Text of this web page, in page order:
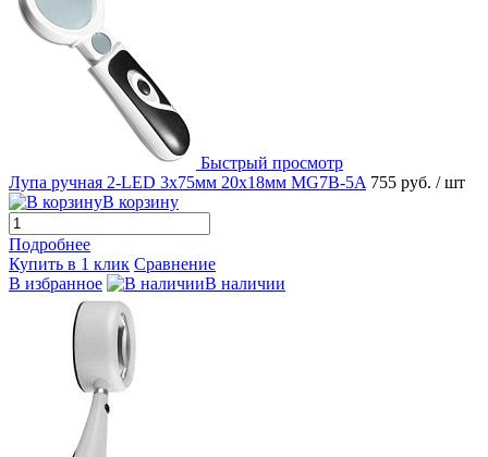
Быстрый просмотр
Лупа ручная 2-LED 3х75мм 20х18мм MG7B-5A 755 руб. / шт
В корзину
Подробнее
Купить в 1 клик Сравнение
В избранное
В наличии